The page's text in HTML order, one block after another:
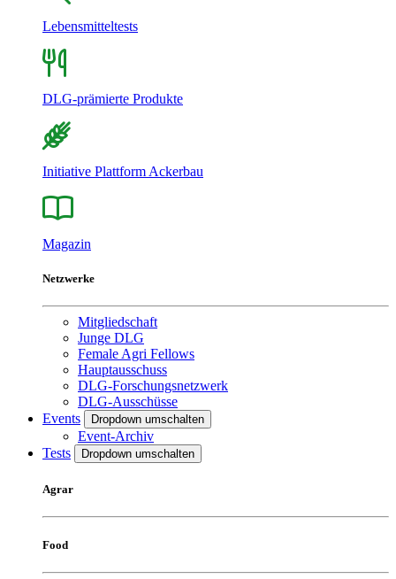
Lebensmitteltests
DLG-prämierte Produkte
Initiative Plattform Ackerbau
Magazin
Netzwerke
Mitgliedschaft
Junge DLG
Female Agri Fellows
Hauptausschuss
DLG-Forschungsnetzwerk
DLG-Ausschüsse
Events
Dropdown umschalten
Event-Archiv
Tests
Dropdown umschalten
Agrar
Food